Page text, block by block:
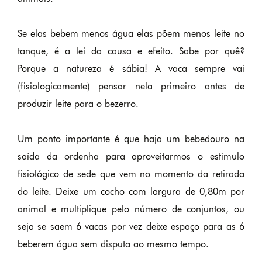
Se elas bebem menos água elas põem menos leite no
tanque, é a lei da causa e efeito. Sabe por quê?
Porque a natureza é sábia! A vaca sempre vai
(fisiologicamente) pensar nela primeiro antes de
produzir leite para o bezerro.
Um ponto importante é que haja um bebedouro na
saída da ordenha para aproveitarmos o estimulo
fisiológico de sede que vem no momento da retirada
do leite. Deixe um cocho com largura de 0,80m por
animal e multiplique pelo número de conjuntos, ou
seja se saem 6 vacas por vez deixe espaço para as 6
beberem água sem disputa ao mesmo tempo.